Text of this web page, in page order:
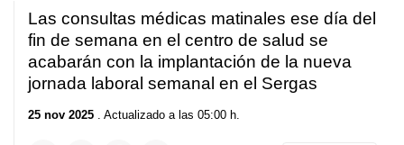
Las consultas médicas matinales ese día del
fin de semana en el centro de salud se
acabarán con la implantación de la nueva
jornada laboral semanal en el Sergas
25 nov 2025 . Actualizado a las 05:00 h.